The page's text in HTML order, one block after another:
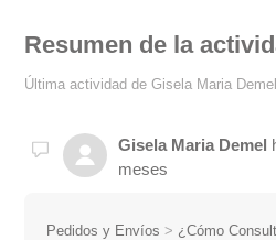
Resumen de la
Última actividad de Gisela Maria Demel
Gisela Maria Demel
meses
Pedidos y Envíos ¿Cómo